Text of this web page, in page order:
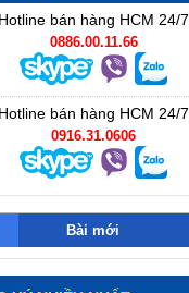
Hotline bán hàng HCM 24/7
0886.00.11.66
Hotline bán hàng HCM 24/7
0916.31.0606
Bài mới